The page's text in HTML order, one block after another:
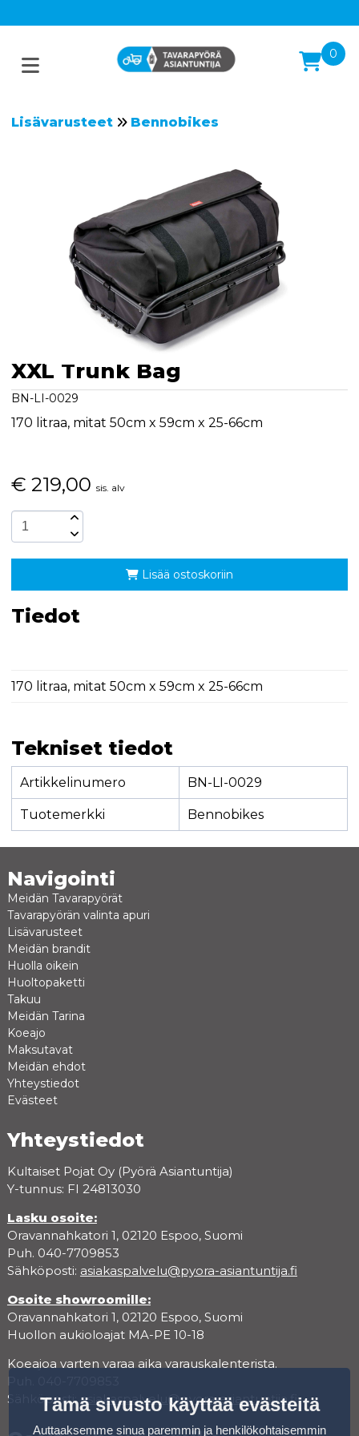
0
Lisävarusteet Bennobikes
XXL Trunk Bag
BN-LI-0029
170 litraa, mitat 50cm x 59cm x 25-66cm
€ 219,00 sis. alv
Lisää ostoskoriin
Tiedot
170 litraa, mitat 50cm x 59cm x 25-66cm
Tekniset tiedot
Artikkelinumero BN-LI-0029
Tuotemerkki Bennobikes
Navigointi
Meidän Tavarapyörät
Tavarapyörän valinta apuri
Lisävarusteet
Meidän brandit
Huolla oikein
Huoltopaketti
Takuu
Meidän Tarina
Koeajo
Maksutavat
Meidän ehdot
Yhteystiedot
Evästeet
Yhteystiedot
Kultaiset Pojat Oy (Pyörä Asiantuntija)
Y-tunnus: FI 24813030
Lasku osoite:
Oravannahkatori 1, 02120 Espoo, Suomi
Puh. 040-7709853
Sähköposti: asiakaspalvelu@pyora-asiantuntija.fi
Osoite showroomille:
Oravannahkatori 1, 02120 Espoo, Suomi
Huollon aukioloajat MA-PE 10-18
Koeajoa varten varaa aika varauskalenterista.
Sähköposti: asiakaspalvelu@pyora-asiantuntija.fi
Tämä sivusto käyttää evästeitä
Auttaaksemme sinua paremmin ja henkilökohtaisemmin